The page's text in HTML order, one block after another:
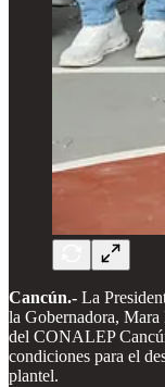
Cancún.- La
la Gobernadora,
del CONALEP
condiciones para el
plantel.